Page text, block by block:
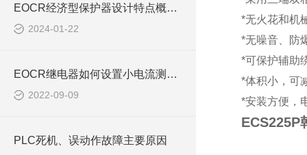
EOCR经济型保护器设计特点概述EOCR-SE2 SS
2024-01-22
EOCR继电器如何设置小电流测量EOCR3DM2/EOCR-SS
2022-09-09
PLC死机、误动作故障主要原因
*无火花和机
*无噪音、防
*可保护辅助
*体积小，可
*安装方便，
ECS225P